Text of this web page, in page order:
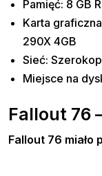
Pamięć: 8 GB
Karta
290X 4GB
Sieć:
Miejsce na
Fallout 76
Fallout 76 miało